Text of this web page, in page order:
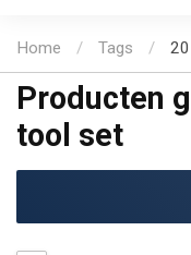
Home / Tags /
Producten
tool set